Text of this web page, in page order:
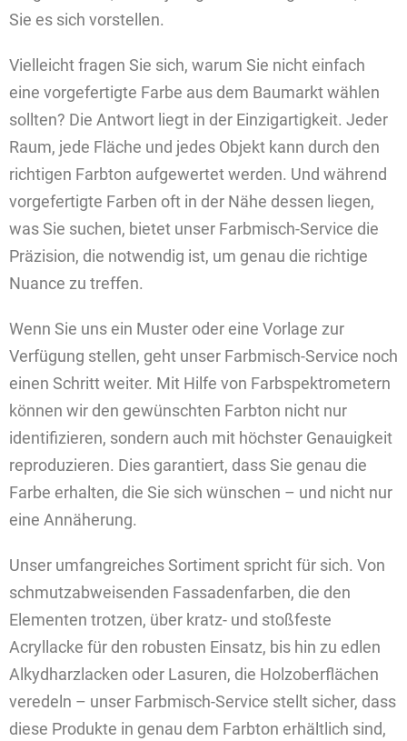
Sie es sich vorstellen.
Vielleicht fragen Sie sich, warum Sie nicht einfach
eine vorgefertigte Farbe aus dem Baumarkt wählen
sollten? Die Antwort liegt in der Einzigartigkeit. Jeder
Raum, jede Fläche und jedes Objekt kann durch den
richtigen Farbton aufgewertet werden. Und während
vorgefertigte Farben oft in der Nähe dessen liegen,
was Sie suchen, bietet unser Farbmisch-Service die
Präzision, die notwendig ist, um genau die richtige
Nuance zu treffen.
Wenn Sie uns ein Muster oder eine Vorlage zur
Verfügung stellen, geht unser Farbmisch-Service noch
einen Schritt weiter. Mit Hilfe von Farbspektrometern
können wir den gewünschten Farbton nicht nur
identifizieren, sondern auch mit höchster Genauigkeit
reproduzieren. Dies garantiert, dass Sie genau die
Farbe erhalten, die Sie sich wünschen – und nicht nur
eine Annäherung.
Unser umfangreiches Sortiment spricht für sich. Von
schmutzabweisenden Fassadenfarben, die den
Elementen trotzen, über kratz- und stoßfeste
Acryllacke für den robusten Einsatz, bis hin zu edlen
Alkydharzlacken oder Lasuren, die Holzoberflächen
veredeln – unser Farbmisch-Service stellt sicher, dass
diese Produkte in genau dem Farbton erhältlich sind,